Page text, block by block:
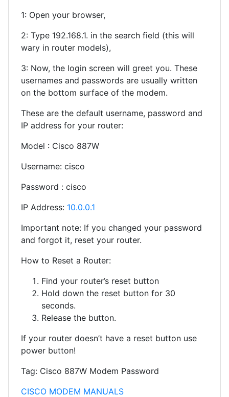
1: Open your browser,
2: Type 192.168.1. in the search field (this will
wary in router models),
3: Now, the login screen will greet you. These
usernames and passwords are usually written
on the bottom surface of the modem.
These are the default username, password and
IP address for your router:
Model : Cisco 887W
Username: cisco
Password : cisco
IP Address: 10.0.0.1
Important note: If you changed your password
and forgot it, reset your router.
How to Reset a Router:
Find your router’s reset button
Hold down the reset button for 30
seconds.
Release the button.
If your router doesn’t have a reset button use
power button!
Tag: Cisco 887W Modem Password
CISCO MODEM MANUALS